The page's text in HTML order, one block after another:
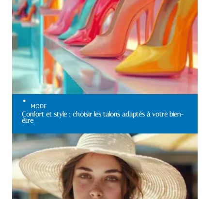
MODE
Confort et style : choisir les talons adaptés à votre bien-
être